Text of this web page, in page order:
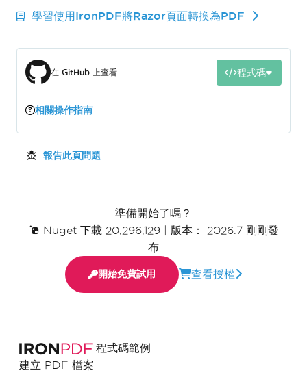
程式碼範例
建立 PDF 檔案
學習使用IronPDF將Razor頁面轉換為PDF
在 GitHub 上查看 程式碼
相關操作指南
報告此頁問題
準備開始了嗎？
Nuget 下載 20,296,129| 版本： 2026.7 剛剛發
布
開始免費試用 查看授權